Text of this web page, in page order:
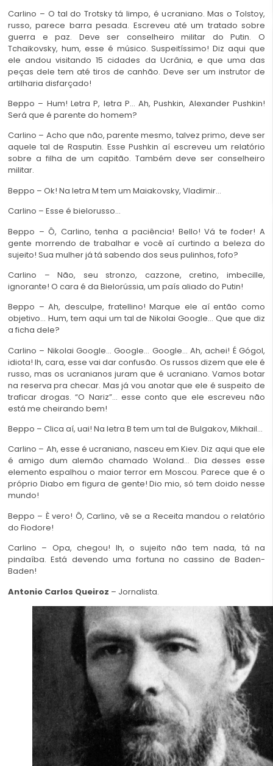
Carlino – O tal do Trotsky tá limpo, é ucraniano. Mas o Tolstoy,
russo, parece barra pesada. Escreveu até um tratado sobre
guerra e paz. Deve ser conselheiro militar do Putin. O
Tchaikovsky, hum, esse é músico. Suspeitíssimo! Diz aqui que
ele andou visitando 15 cidades da Ucrânia, e que uma das
peças dele tem até tiros de canhão. Deve ser um instrutor de
artilharia disfarçado!
Beppo – Hum! Letra P, letra P… Ah, Pushkin, Alexander Pushkin!
Será que é parente do homem?
Carlino – Acho que não, parente mesmo, talvez primo, deve ser
aquele tal de Rasputin. Esse Pushkin aí escreveu um relatório
sobre a filha de um capitão. Também deve ser conselheiro
militar.
Beppo – Ok! Na letra M tem um Maiakovsky, Vladimir…
Carlino – Esse é bielorusso…
Beppo – Ô, Carlino, tenha a paciência! Bello! Vá te foder! A
gente morrendo de trabalhar e você aí curtindo a beleza do
sujeito! Sua mulher já tá sabendo dos seus pulinhos, fofo?
Carlino – Não, seu stronzo, cazzone, cretino, imbecille,
ignorante! O cara é da Bielorússia, um país aliado do Putin!
Beppo – Ah, desculpe, fratellino! Marque ele aí então como
objetivo… Hum, tem aqui um tal de Nikolai Google… Que que diz
a ficha dele?
Carlino – Nikolai Google… Google… Google… Ah, achei! É Gógol,
idiota! Ih, cara, esse vai dar confusão. Os russos dizem que ele é
russo, mas os ucranianos juram que é ucraniano. Vamos botar
na reserva pra checar. Mas já vou anotar que ele é suspeito de
traficar drogas. “O Nariz”… esse conto que ele escreveu não
está me cheirando bem!
Beppo – Clica aí, uai! Na letra B tem um tal de Bulgakov, Mikhail…
Carlino – Ah, esse é ucraniano, nasceu em Kiev. Diz aqui que ele
é amigo dum alemão chamado Woland… Dia desses esse
elemento espalhou o maior terror em Moscou. Parece que é o
próprio Diabo em figura de gente! Dio mio, só tem doido nesse
mundo!
Beppo – È vero! Ô, Carlino, vê se a Receita mandou o relatório
do Fiodore!
Carlino – Opa, chegou! Ih, o sujeito não tem nada, tá na
pindaíba. Está devendo uma fortuna no cassino de Baden-
Baden!
Antonio Carlos Queiroz – Jornalista.